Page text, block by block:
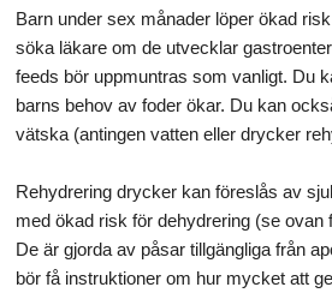
Barn under sex månader löper ökad
söka läkare om de utvecklar
feeds bör uppmuntras som vanligt. Du
barns behov av foder ökar. Du kan
vätska (antingen vatten eller drycker
Rehydrering drycker kan föreslås av
med ökad risk för dehydrering (se ovan
De är gjorda av påsar tillgängliga från
bör få instruktioner om hur mycket att